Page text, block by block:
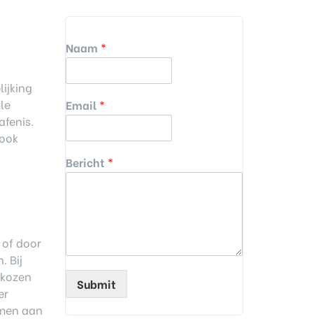
of door
Bij
aan
Naam *
Email *
Bericht *
Submit